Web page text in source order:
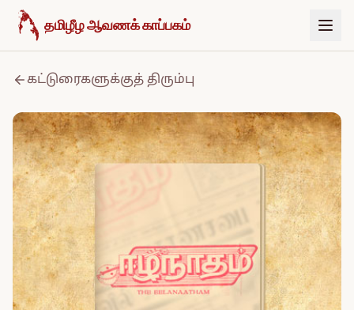
உள்ளடக்கத்திற்குச் செல்க
தமிழீழ ஆவணக் காப்பகம்
கட்டுரைகளுக்குத் திரும்பு